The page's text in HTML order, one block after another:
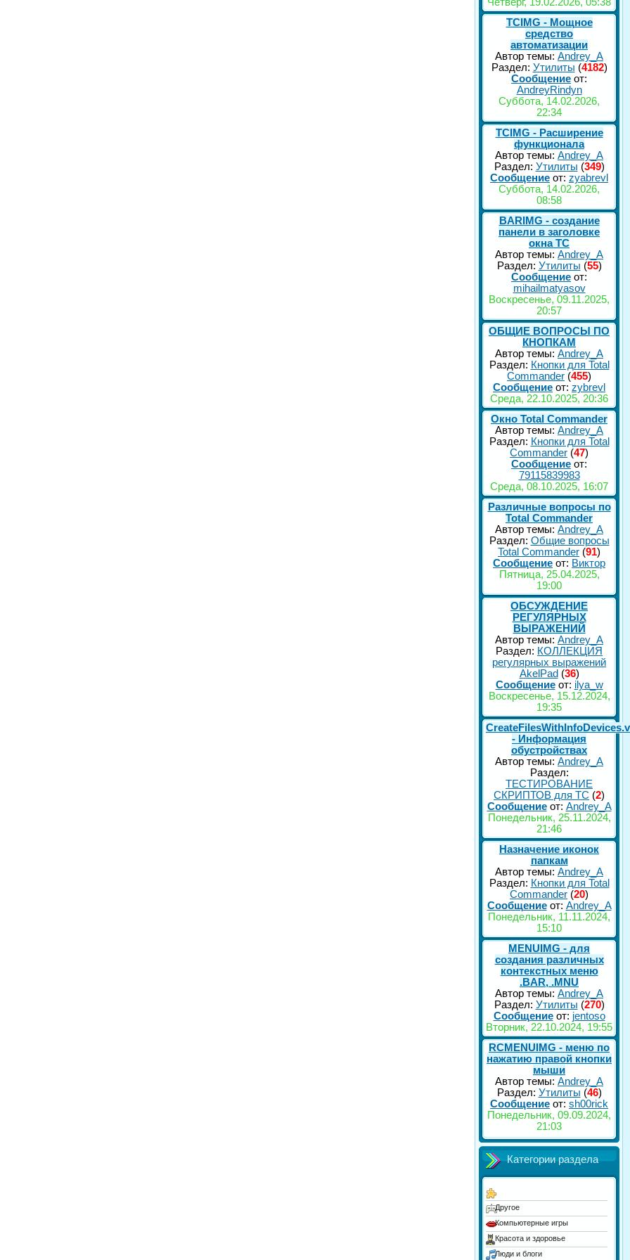
Четверг, 19.02.2026, 05:38
TCIMG - Мощное
средство
автоматизации
Автор темы: Andrey_A
Раздел: Утилиты (4182)
Сообщение от:
AndreyRindyn
Суббота, 14.02.2026,
22:34
TCIMG - Расширение
функционала
Автор темы: Andrey_A
Раздел: Утилиты (349)
Сообщение от: zyabrevl
Суббота, 14.02.2026,
08:58
BARIMG - создание
панели в заголовке
окна TC
Автор темы: Andrey_A
Раздел: Утилиты (55)
Сообщение от:
mihailmatyasov
Воскресенье, 09.11.2025,
20:57
ОБЩИЕ ВОПРОСЫ ПО
КНОПКАМ
Автор темы: Andrey_A
Раздел: Кнопки для Total
Commander (455)
Сообщение от: zybrevl
Среда, 22.10.2025, 20:36
Окно Total Commander
Автор темы: Andrey_A
Раздел: Кнопки для Total
Commander (47)
Сообщение от:
79115839983
Среда, 08.10.2025, 16:07
Различные вопросы по
Total Commander
Автор темы: Andrey_A
Раздел: Общие вопросы
Total Commander (91)
Сообщение от: Виктор
Пятница, 25.04.2025,
19:00
ОБСУЖДЕНИЕ
РЕГУЛЯРНЫХ
ВЫРАЖЕНИЙ
Автор темы: Andrey_A
Раздел: КОЛЛЕКЦИЯ
регулярных выражений
AkelPad (36)
Сообщениеот: ilya_w
Воскресенье, 15.12.2024,
19:35
- Информация
обустройствах
Автор темы: Andrey_A
Раздел:
ТЕСТИРОВАНИЕ
СКРИПТОВ для TC (2)
Сообщениеот: Andrey_A
Понедельник, 25.11.2024,
21:46
Назначение иконок
папкам
Автор темы: Andrey_A
Раздел: Кнопки для Total
Commander (20)
Сообщениеот: Andrey_A
Понедельник, 11.11.2024,
15:10
MENUIMG - для
создания различных
контекстных меню
.BAR, .MNU
Автор темы: Andrey_A
Раздел: Утилиты (270)
Сообщениеот: jentoso
Вторник, 22.10.2024, 19:55
RCMENUIMG - меню по
нажатию правой кнопки
мыши
Автор темы: Andrey_A
Раздел: Утилиты (46)
Сообщение от: sh00rick
Понедельник, 09.09.2024,
21:03
Категории раздела
Другое
Компьютерные игры
Красота и здоровье
Люди и блоги